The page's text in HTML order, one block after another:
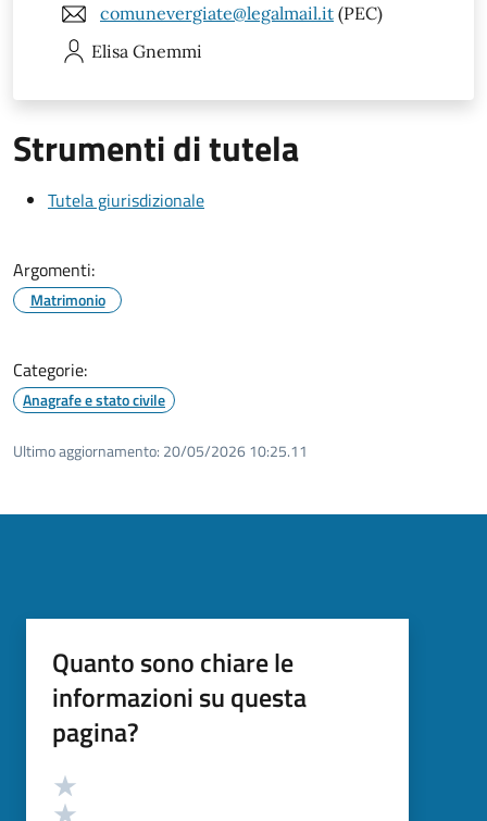
comunevergiate@legalmail.it (PEC)
Elisa Gnemmi
Strumenti di tutela
Tutela giurisdizionale
Argomenti:
Matrimonio
Categorie:
Anagrafe e stato civile
Ultimo aggiornamento: 20/05/2026 10:25.11
Quanto sono chiare le
informazioni su questa
pagina?
Valutazione